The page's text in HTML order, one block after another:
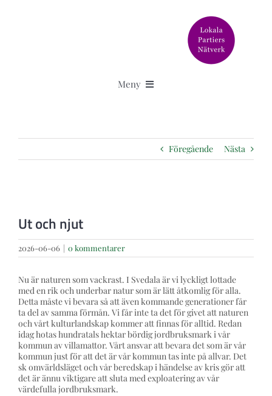
Meny
Älska Svedala står för
Om oss
Press och Media
Styrelsen
Kontakta oss
Föregående Nästa
bild
Ut och njut
2026-06-06 | 0 kommentarer
Nu är naturen som vackrast. I Svedala är vi lyckligt lottade
med en rik och underbar natur som är lätt åtkomlig för alla.
Detta måste vi bevara så att även kommande generationer får
ta del av samma förmån. Vi får inte ta det för givet att naturen
och vårt kulturlandskap kommer att finnas för alltid. Redan
idag hotas hundratals hektar bördig jordbruksmark i vår
kommun av villamattor. Vårt ansvar att bevara det som är vår
kommun just för att det är vår kommun tas inte på allvar. Det
sk omvärldsläget och vår beredskap i händelse av kris gör att
det är ännu viktigare att sluta med exploatering av vår
värdefulla jordbruksmark.